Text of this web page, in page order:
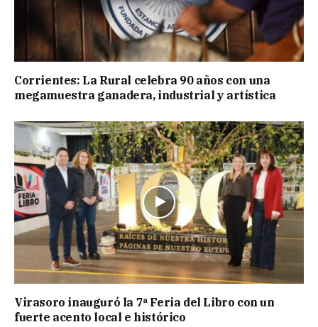
Corrientes: La Rural celebra 90 años con una
megamuestra ganadera, industrial y artística
Virasoro inauguró la 7ª Feria del Libro con un
fuerte acento local e histórico